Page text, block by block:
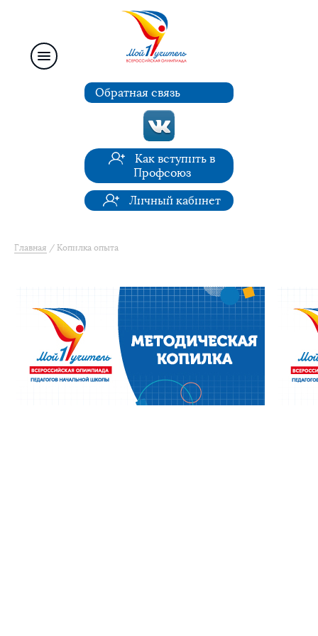
Обратная связь
Как вступить в
Профсоюз
Личный кабинет
Главная Копилка опыта